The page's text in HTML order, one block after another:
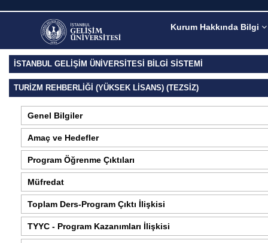
Kurum Hakkında Bilgi
İSTANBUL GELİŞİM ÜNİVERSİTESİ BİLGİ SİSTEMİ
TURIZM REHBERLIĞI (YÜKSEK LISANS) (TEZSIZ)
Genel Bilgiler
Amaç ve Hedefler
Program Öğrenme Çıktıları
Müfredat
Toplam Ders-Program Çıktı İlişkisi
TYYC - Program Kazanımları İlişkisi